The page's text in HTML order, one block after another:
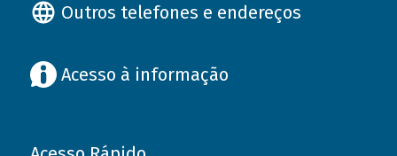
Outros telefones e endereços
Acesso à informação